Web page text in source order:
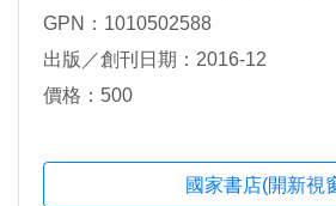
GPN：1010502588
出版／創刊日期：2016-12
價格：500
國家書店(開新視